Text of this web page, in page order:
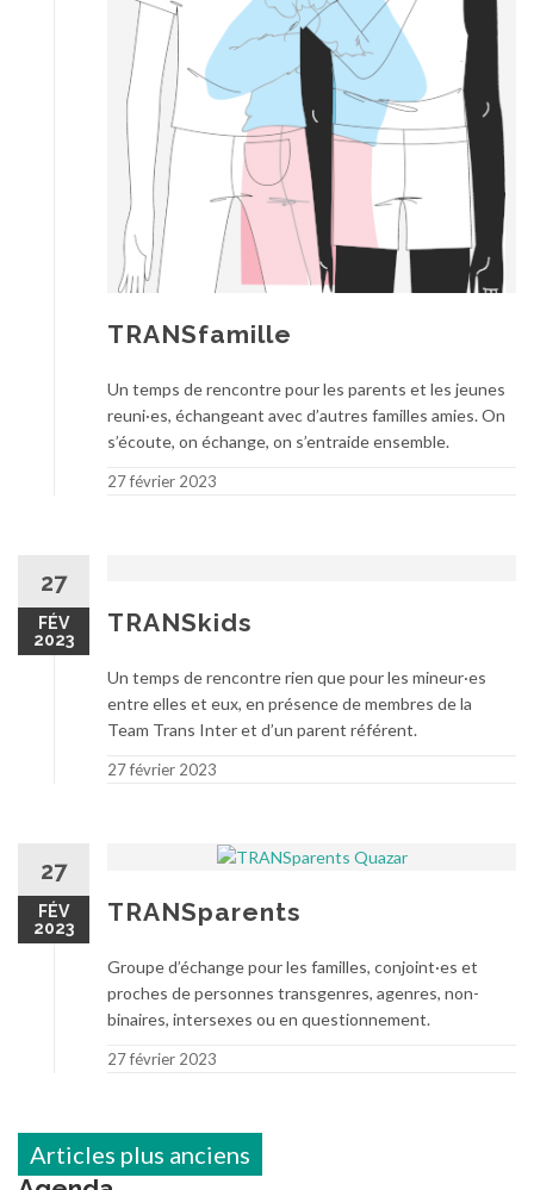
TRANSfamille
Un temps de rencontre pour les parents et les jeunes
reuni·es, échangeant avec d’autres familles amies. On
s’écoute, on échange, on s’entraide ensemble.
27 février 2023
27
FÉV
2023
TRANSkids
Un temps de rencontre rien que pour les mineur·es
entre elles et eux, en présence de membres de la
Team Trans Inter et d’un parent référent.
27 février 2023
27
FÉV
2023
TRANSparents
Groupe d’échange pour les familles, conjoint·es et
proches de personnes transgenres, agenres, non-
binaires, intersexes ou en questionnement.
27 février 2023
Navigation
des
Articles plus anciens